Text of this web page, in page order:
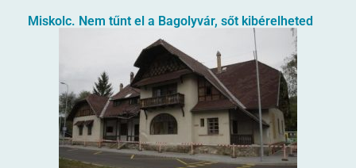
Miskolc. Nem tűnt el a Bagolyvár, sőt kibérelheted